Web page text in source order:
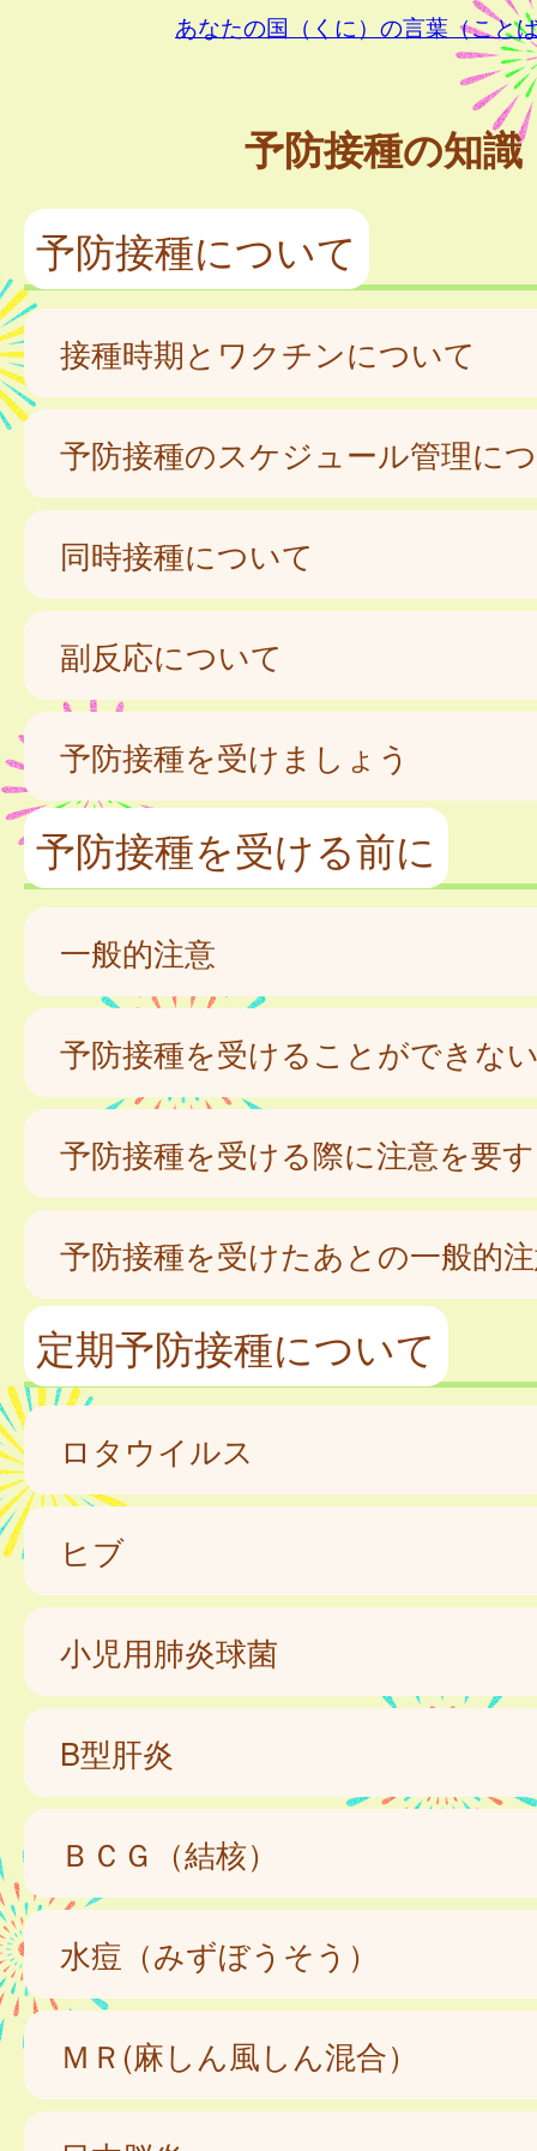
あなたの国（くに）の言葉（こと
予防接種の知識
予防接種について
接種時期とワクチンについて
予防接種のスケジュール管理に
同時接種について
副反応について
予防接種を受けましょう
予防接種を受ける前に
一般的注意
予防接種を受けることができな
予防接種を受ける際に注意を要
予防接種を受けたあとの一般的
定期予防接種について
ロタウイルス
ヒブ
小児用肺炎球菌
B型肝炎
ＢＣＧ（結核）
水痘（みずぼうそう）
ＭＲ(麻しん風しん混合）